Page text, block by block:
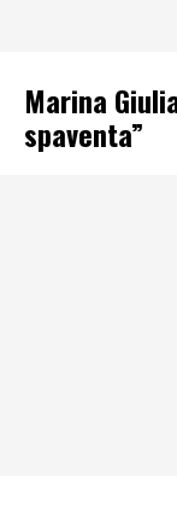
Marina
spaventa”